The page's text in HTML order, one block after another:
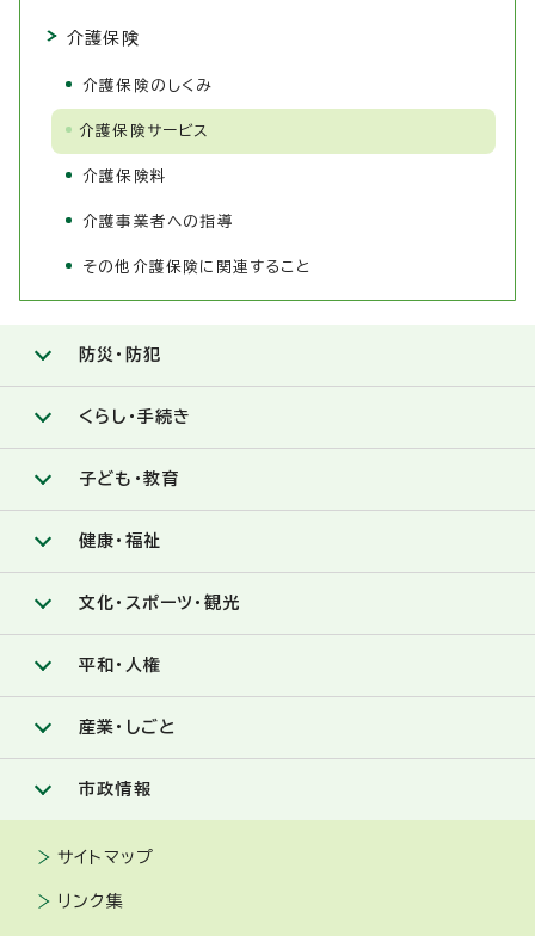
介護保険
介護保険のしくみ
介護保険サービス
介護保険料
介護事業者への指導
その他介護保険に関連すること
防災・防犯
くらし・手続き
子ども・教育
健康・福祉
文化・スポーツ・観光
平和・人権
産業・しごと
市政情報
サイトマップ
リンク集